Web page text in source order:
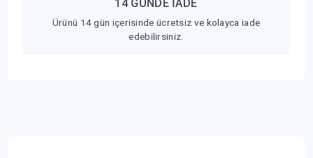
14 GÜNDE İADE
Ürünü 14 gün içerisinde ücretsiz ve kolayca iade
edebilirsiniz.